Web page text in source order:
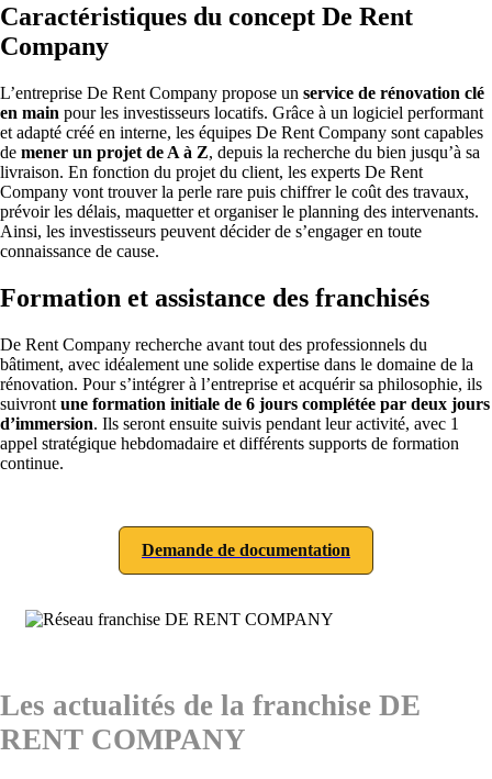
Caractéristiques du concept De Rent
Company
L’entreprise De Rent Company propose un service de rénovation clé
en main pour les investisseurs locatifs. Grâce à un logiciel performant
et adapté créé en interne, les équipes De Rent Company sont capables
de mener un projet de A à Z, depuis la recherche du bien jusqu’à sa
livraison. En fonction du projet du client, les experts De Rent
Company vont trouver la perle rare puis chiffrer le coût des travaux,
prévoir les délais, maquetter et organiser le planning des intervenants.
Ainsi, les investisseurs peuvent décider de s’engager en toute
connaissance de cause.
Formation et assistance des franchisés
De Rent Company recherche avant tout des professionnels du
bâtiment, avec idéalement une solide expertise dans le domaine de la
rénovation. Pour s’intégrer à l’entreprise et acquérir sa philosophie, ils
suivront une formation initiale de 6 jours complétée par deux jours
d’immersion. Ils seront ensuite suivis pendant leur activité, avec 1
appel stratégique hebdomadaire et différents supports de formation
continue.
Demande de documentation
Les actualités de la franchise DE
RENT COMPANY